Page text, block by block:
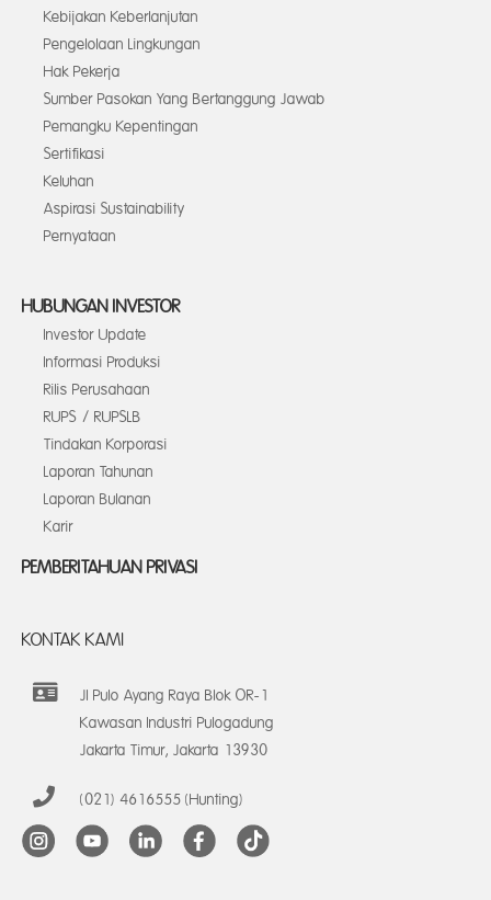
Kebijakan Keberlanjutan
Pengelolaan Lingkungan
Hak Pekerja
Sumber Pasokan Yang Bertanggung Jawab
Pemangku Kepentingan
Sertifikasi
Keluhan
Aspirasi Sustainability
Pernyataan
HUBUNGAN INVESTOR
Investor Update
Informasi Produksi
Rilis Perusahaan
RUPS / RUPSLB
Tindakan Korporasi
Laporan Tahunan
Laporan Bulanan
Karir
PEMBERITAHUAN PRIVASI
KONTAK KAMI
Jl Pulo Ayang Raya Blok OR-1
Kawasan Industri Pulogadung
Jakarta Timur, Jakarta 13930
(021) 4616555 (Hunting)